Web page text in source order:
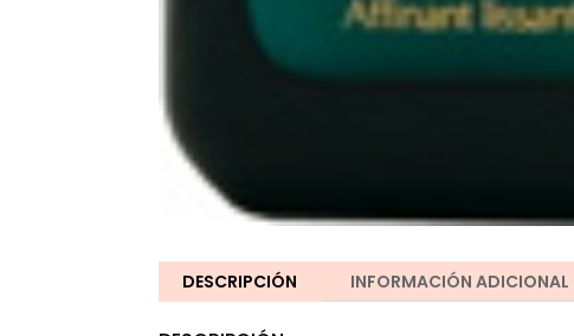
DESCRIPCIÓN INFORMACIÓN ADICIONAL